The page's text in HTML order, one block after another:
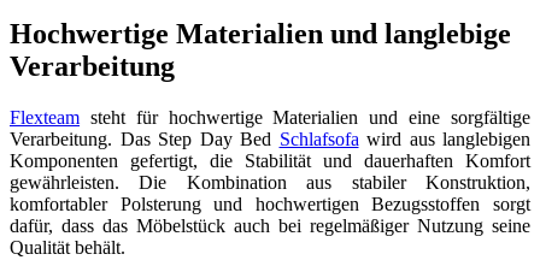
Hochwertige Materialien und langlebige
Verarbeitung
Flexteam steht für hochwertige Materialien und eine sorgfältige
Verarbeitung. Das Step Day Bed Schlafsofa wird aus langlebigen
Komponenten gefertigt, die Stabilität und dauerhaften Komfort
gewährleisten. Die Kombination aus stabiler Konstruktion,
komfortabler Polsterung und hochwertigen Bezugsstoffen sorgt
dafür, dass das Möbelstück auch bei regelmäßiger Nutzung seine
Qualität behält.